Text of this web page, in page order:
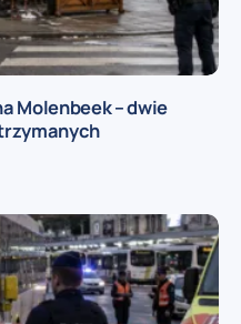
Molenbeek – dwie